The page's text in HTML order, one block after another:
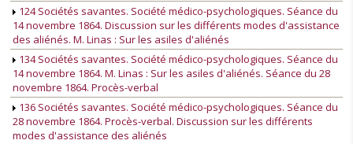
124 Sociétés savantes. Société médico-psychologiques. Séance du
14 novembre 1864. Discussion sur les différents modes d'assistance
des aliénés. M. Linas : Sur les asiles d'aliénés
134 Sociétés savantes. Société médico-psychologiques. Séance du
14 novembre 1864. M. Linas : Sur les asiles d'aliénés. Séance du 28
novembre 1864. Procès-verbal
136 Sociétés savantes. Société médico-psychologiques. Séance du
28 novembre 1864. Procès-verbal. Discussion sur les différents
modes d'assistance des aliénés